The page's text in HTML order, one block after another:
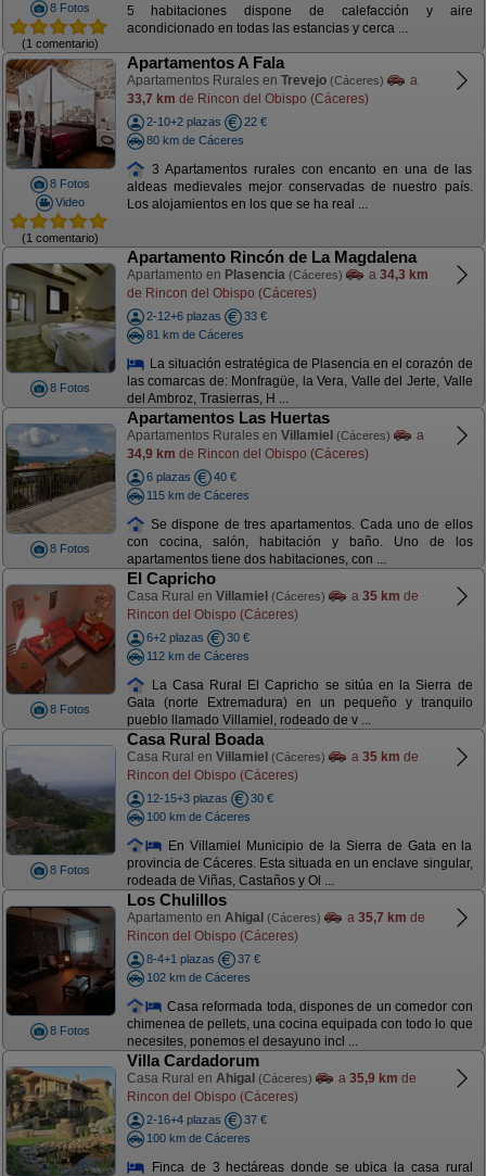
8 Fotos
(1 comentario)
5 habitaciones dispone de calefacción y aire
acondicionado en todas las estancias y cerca ...
8 Fotos
Video
(1 comentario)
Apartamentos A Fala
Apartamentos Rurales en Trevejo (Cáceres)
a
33,7 km de Rincon del Obispo (Cáceres)
2-10+2 plazas
22 €
80 km de Cáceres
3 Apartamentos rurales con encanto en una de las
aldeas medievales mejor conservadas de nuestro país.
Los alojamientos en los que se ha real ...
8 Fotos
Apartamento Rincón de La Magdalena
Apartamento en Plasencia (Cáceres) a 34,3 km
de Rincon del Obispo (Cáceres)
2-12+6 plazas
33 €
81 km de Cáceres
La situación estratégica de Plasencia en el corazón de
las comarcas de: Monfragüe, la Vera, Valle del Jerte, Valle
del Ambroz, Trasierras, H ...
8 Fotos
Apartamentos Las Huertas
Apartamentos Rurales en Villamiel (Cáceres)
a
34,9 km de Rincon del Obispo (Cáceres)
6 plazas
40 €
115 km de Cáceres
Se dispone de tres apartamentos. Cada uno de ellos
con cocina, salón, habitación y baño. Uno de los
apartamentos tiene dos habitaciones, con ...
8 Fotos
El Capricho
Casa Rural en Villamiel (Cáceres) a 35 km de
Rincon del Obispo (Cáceres)
6+2 plazas
30 €
112 km de Cáceres
La Casa Rural El Capricho se sitúa en la Sierra de
Gata (norte Extremadura) en un pequeño y tranquilo
pueblo llamado Villamiel, rodeado de v ...
8 Fotos
Casa Rural Boada
Casa Rural en Villamiel (Cáceres) a 35 km de
Rincon del Obispo (Cáceres)
12-15+3 plazas
30 €
100 km de Cáceres
En Villamiel Municipio de la Sierra de Gata en la
provincia de Cáceres. Esta situada en un enclave singular,
rodeada de Viñas, Castaños y Ol ...
8 Fotos
Los Chulillos
Apartamento en Ahigal (Cáceres) a 35,7 km de
Rincon del Obispo (Cáceres)
8-4+1 plazas
37 €
102 km de Cáceres
Casa reformada toda, dispones de un comedor con
chimenea de pellets, una cocina equipada con todo lo que
necesites, ponemos el desayuno incl ...
Villa Cardadorum
Casa Rural en Ahigal (Cáceres) a 35,9 km de
Rincon del Obispo (Cáceres)
2-16+4 plazas
37 €
100 km de Cáceres
Finca de 3 hectáreas donde se ubica la casa rural